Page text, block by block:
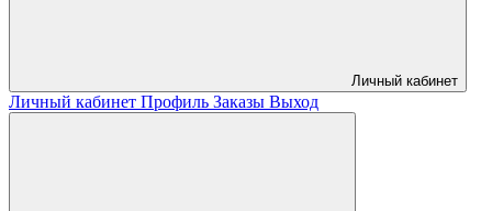
Личный кабинет
Личный кабинет Профиль Заказы Выход